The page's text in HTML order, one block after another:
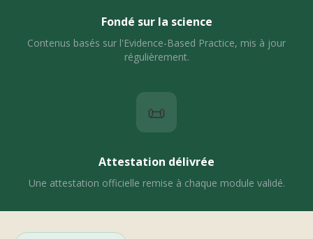
Fondé sur la science
Contenus basés sur l'Evidence-Based Practice, mis à jour
régulièrement.
📜
Attestation délivrée
Une attestation officielle remise à chaque module validé.